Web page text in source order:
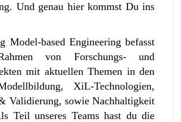
Und genau hier kommst Du ins
Model-based Engineering befasst
von Forschungs- und
mit aktuellen Themen in den
XiL-Technologien,
Validierung, sowie Nachhaltigkeit
Teil unseres Teams hast du die